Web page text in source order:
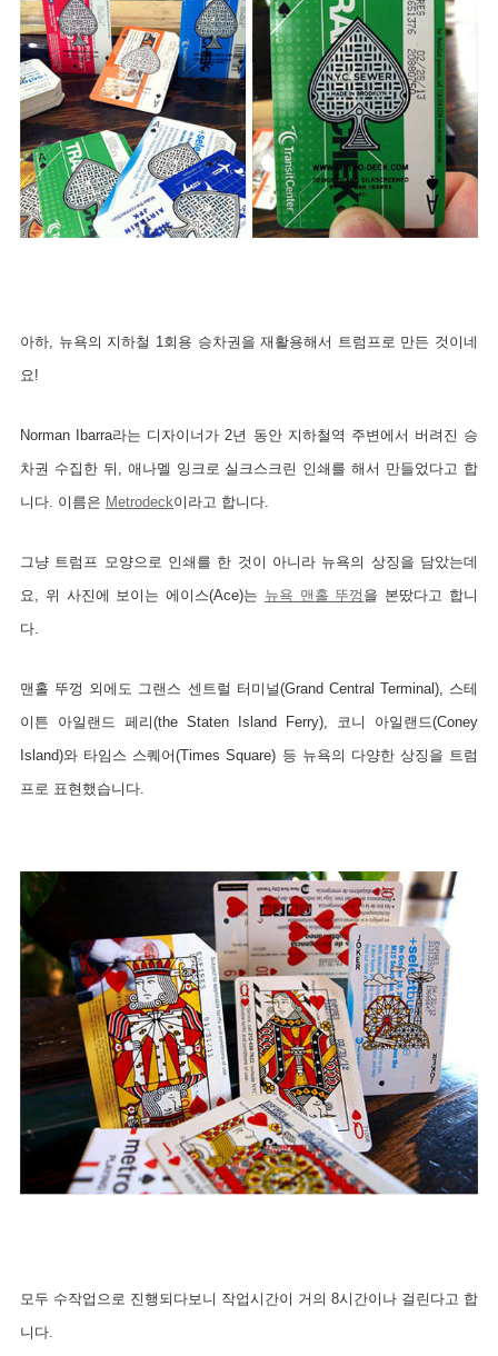
아하, 뉴욕의 지하철 1회용 승차권을 재활용해서 트럼프로 만든 것이네
요!
Norman Ibarra라는 디자이너가 2년 동안 지하철역 주변에서 버려진 승
차권 수집한 뒤, 애나멜 잉크로 실크스크린 인쇄를 해서 만들었다고 합
니다. 이름은 Metrodeck이라고 합니다.
그냥 트럼프 모양으로 인쇄를 한 것이 아니라 뉴욕의 상징을 담았는데
요, 위 사진에 보이는 에이스(Ace)는 뉴욕 맨홀 뚜껑 을 본땄다고 합니
다.
맨홀 뚜껑 외에도 그랜스 센트럴 터미널(Grand Central Terminal), 스테
이튼 아일랜드 페리(the Staten Island Ferry), 코니 아일랜드(Coney
Island)와 타임스 스퀘어(Times Square) 등 뉴욕의 다양한 상징을 트럼
프로 표현했습니다.
모두 수작업으로 진행되다보니 작업시간이 거의 8시간이나 걸린다고 합
니다.